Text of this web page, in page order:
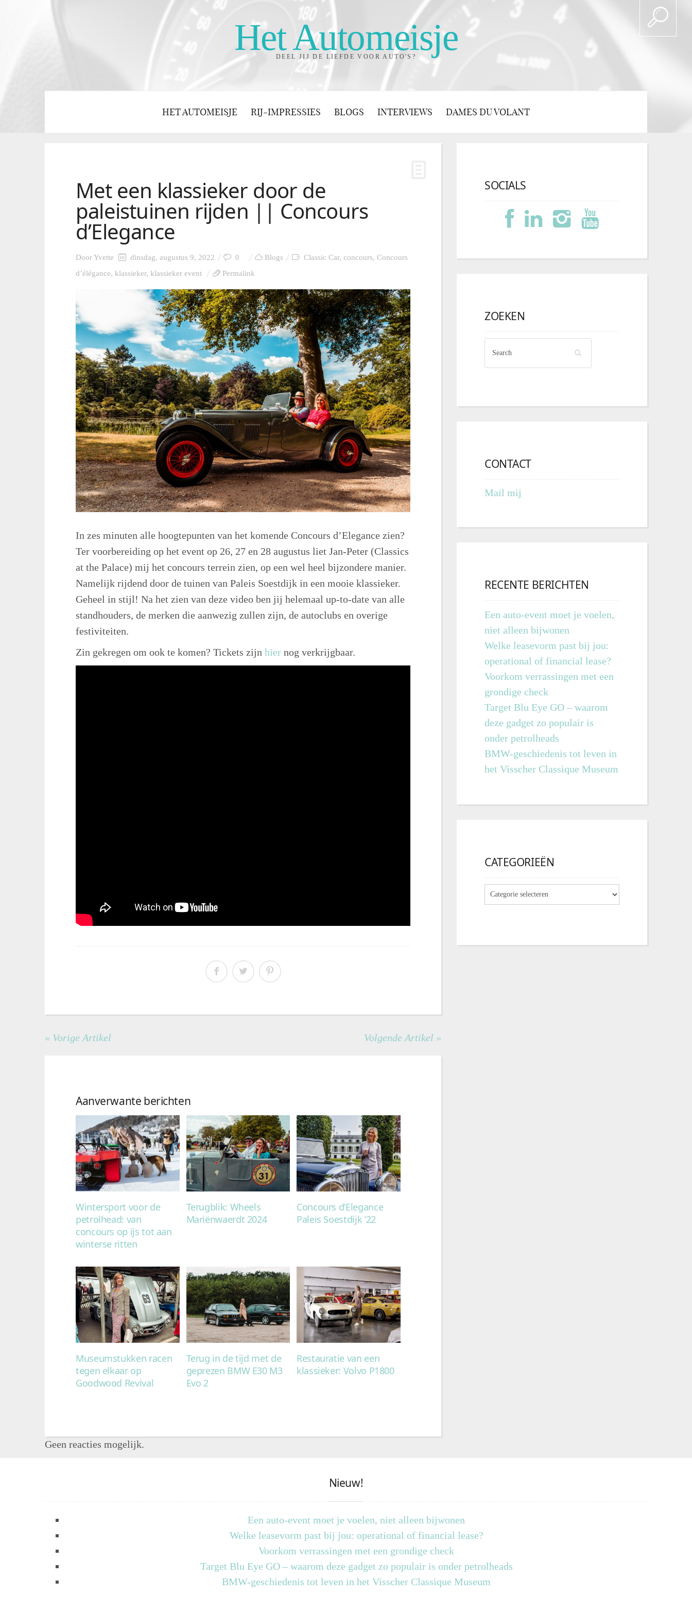
Het Automeisje
DEEL JIJ DE LIEFDE VOOR AUTO'S?
HET AUTOMEISJE RIJ-IMPRESSIES BLOGS INTERVIEWS DAMES DU VOLANT
Met een klassieker door de
paleistuinen rijden || Concours
d’Elegance
DoorYvette dinsdag, augustus 9, 2022 0 Blogs Classic Car, concours, Concours
d’élégance, klassieker, klassieker event Permalink
In zes minuten alle hoogtepunten van het komende Concours d’Elegance zien?
Ter voorbereiding op het event op 26, 27 en 28 augustus liet Jan-Peter (Classics
at the Palace) mij het concours terrein zien, op een wel heel bijzondere manier.
Namelijk rijdend door de tuinen van Paleis Soestdijk in een mooie klassieker.
Geheel in stijl! Na het zien van deze video ben jij helemaal up-to-date van alle
standhouders, de merken die aanwezig zullen zijn, de autoclubs en overige
festiviteiten.
Zin gekregen om ook te komen? Tickets zijn hier nog verkrijgbaar.
« Vorige Artikel Volgende Artikel »
Aanverwante berichten
Wintersport voor de
petrolhead: van
concours op ijs tot aan
winterse ritten
Terugblik: Wheels
Mariënwaerdt 2024
Concours d’Elegance
Paleis Soestdijk ’22
Museumstukken racen
tegen elkaar op
Goodwood Revival
Terug in de tijd met de
geprezen BMW E30 M3
Evo 2
Restauratie van een
klassieker: Volvo P1800
Geen reacties mogelijk.
SOCIALS
ZOEKEN
CONTACT
Mail mij
RECENTE BERICHTEN
Een auto-event moet je voelen,
niet alleen bijwonen
Welke leasevorm past bij jou:
operational of financial lease?
Voorkom verrassingen met een
grondige check
Target Blu Eye GO – waarom
deze gadget zo populair is
onder petrolheads
BMW-geschiedenis tot leven in
het Visscher Classique Museum
CATEGORIEËN
Nieuw!
Een auto-event moet je voelen, niet alleen bijwonen
Welke leasevorm past bij jou: operational of financial lease?
Voorkom verrassingen met een grondige check
Target Blu Eye GO – waarom deze gadget zo populair is onder petrolheads
BMW-geschiedenis tot leven in het Visscher Classique Museum